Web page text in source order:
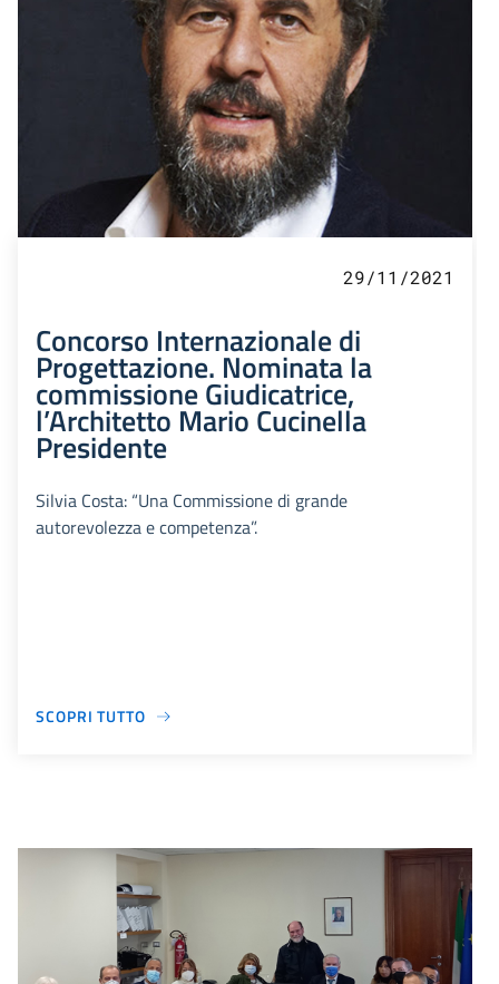
29/11/2021
Concorso Internazionale di
Progettazione. Nominata la
commissione Giudicatrice,
l’Architetto Mario Cucinella
Presidente
Silvia Costa: “Una Commissione di grande
autorevolezza e competenza”.
SCOPRI TUTTO